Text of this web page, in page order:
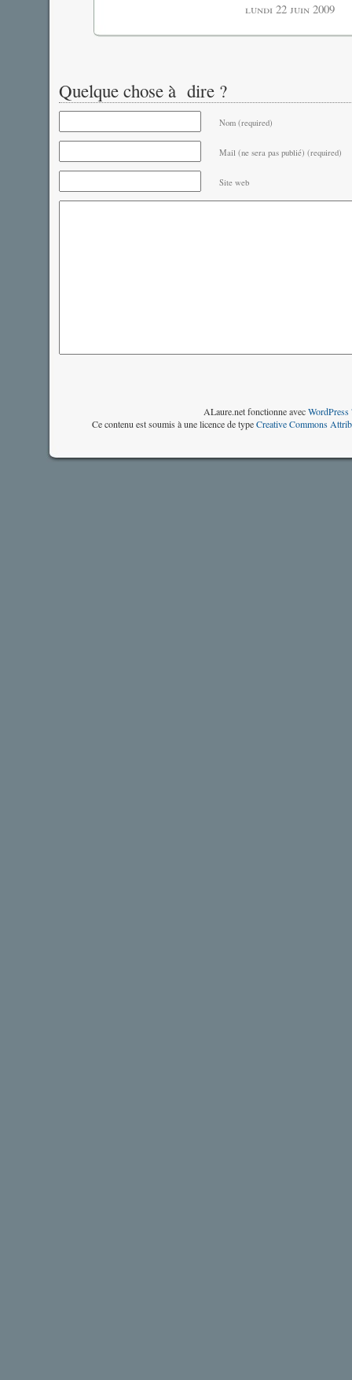
lundi 22 juin 2009
Quelque chose à dire ?
Nom (required)
Mail (ne sera pas publié) (required)
Site web
ALaure.net fonctionne avecWordPress
Ce contenu est soumis à une licence de typeCreative Commons